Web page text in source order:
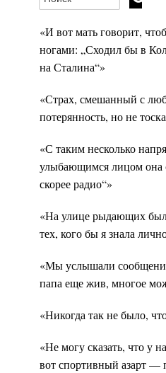
«И вот мать говорит,
ногами: „Сходил бы в
на Сталина“»
«Страх, смешанный с
потерянность, но не
«С таким несколько
улыбающимся лицом она
скорее радио“»
«На улице рыдающих
тех, кого бы я знала
«Мы услышали
папа еще жив, многое
«Никогда так не было,
«Не могу сказать, что у
вот спортивный азарт —